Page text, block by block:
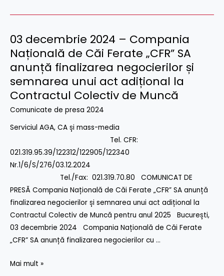
-
și
retur
în
perioada
9
–
decembrie
03 decembrie 2024 – Compania
Națională de Căi Ferate „CFR” SA
anunță finalizarea negocierilor și
semnarea unui act adițional la
Contractul Colectiv de Muncă
Comunicate de presa 2024
Serviciul AGA, CA și mass-media
Tel. CFR:
021.319.95.39/122312/122905/122340
Nr.1/6/S/276/03.12.2024
Tel./Fax: 021.319.70.80 COMUNICAT DE
PRESĂ Compania Națională de Căi Ferate „CFR” SA anunță
finalizarea negocierilor și semnarea unui act adițional la
Contractul Colectiv de Muncă pentru anul 2025 București,
03 decembrie 2024 Compania Națională de Căi Ferate
„CFR” SA anunță finalizarea negocierilor cu …
03
decembrie
2024
Compania
Națională
de
Căi
„CFR”
SA
finalizarea
negocierilor
și
semnarea
unui
adițional
Mai mult »